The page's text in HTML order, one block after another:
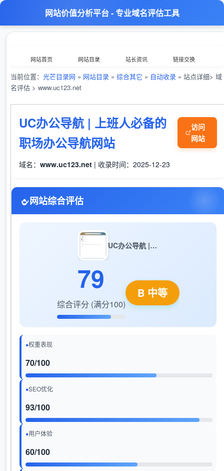
网站价值分析平台 - 专业域名评估工具
网站首页 网站目录 站长资讯 链接交换
分类浏览 最新收录 数据归档 TOP排行榜
意见反馈 外链工具 综合查询
当前位置： 光芒目录网 » 网站目录 » 综合其它 » 自动收录 » 站点详细> 域
名评估 > www.uc123.net
UC办公导航 | 上班人必备的
职场办公导航网站
访问
网站
域名： www.uc123.net | 收录时间：2025-12-23
网站综合评估
UC办公导航 | 上班人必备的职场办公导航网站
79
综合评分 (满分100)
B 中等
权重表现
70/100
SEO优化
93/100
用户体验
60/100